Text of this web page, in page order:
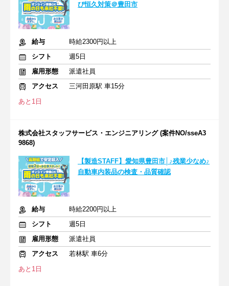
び恒久対策＠豊田市
給与
時給2300円以上
シフト
週5日
雇用形態
派遣社員
アクセス
三河田原駅 車15分
あと1日
株式会社スタッフサービス・エンジニアリング (案件NO/sseA3
9868)
【製造STAFF】愛知県豊田市│♪残業少なめ♪
自動車内装品の検査・品質確認
給与
時給2200円以上
シフト
週5日
雇用形態
派遣社員
アクセス
若林駅 車6分
あと1日